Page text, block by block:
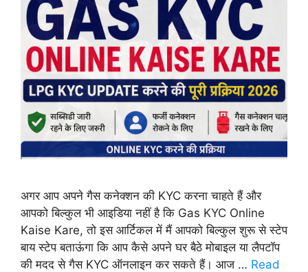
अगर आप अपने गैस कनेक्शन की KYC करना चाहते हैं और
आपको बिल्कुल भी आइडिया नहीं है कि Gas KYC Online
Kaise Kare, तो इस आर्टिकल में मैं आपको बिल्कुल शुरू से स्टेप
बाय स्टेप बताऊंगा कि आप कैसे अपने घर बैठे मोबाइल या लैपटॉप
की मदद से गैस KYC ऑनलाइन कर सकते हैं। आज … Read